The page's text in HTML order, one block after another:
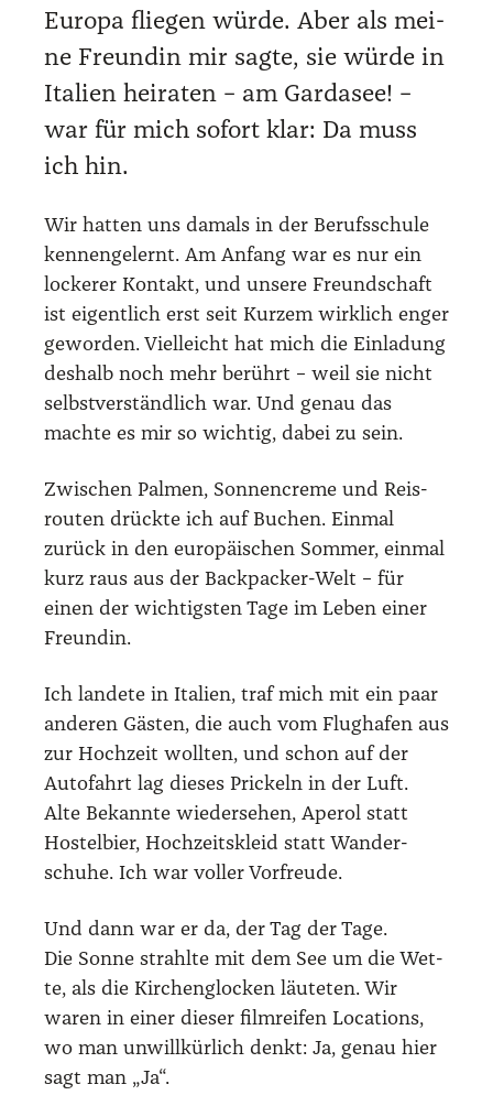
Euro­pa flie­gen wür­de. Aber als mei­
ne Freun­din mir sag­te, sie wür­de in
Ita­li­en hei­ra­ten – am Gar­da­see! –
war für mich sofort klar: Da muss
ich hin.
Wir hat­ten uns damals in der Berufs­schu­le
ken­nen­ge­lernt. Am Anfang war es nur ein
locke­rer Kon­takt, und unse­re Freund­schaft
ist eigent­lich erst seit Kur­zem wirk­lich enger
gewor­den. Viel­leicht hat mich die Ein­la­dung
des­halb noch mehr berührt – weil sie nicht
selbst­ver­ständ­lich war. Und genau das
mach­te es mir so wich­tig, dabei zu sein.
Zwi­schen Pal­men, Son­nen­creme und Reis­
rou­ten drück­te ich auf Buchen. Ein­mal
zurück in den euro­päi­schen Som­mer, ein­mal
kurz raus aus der Back­pa­cker-Welt – für
einen der wich­tigs­ten Tage im Leben einer
Freun­din.
Ich lan­de­te in Ita­li­en, traf mich mit ein paar
ande­ren Gäs­ten, die auch vom Flug­ha­fen aus
zur Hoch­zeit woll­ten, und schon auf der
Auto­fahrt lag die­ses Pri­ckeln in der Luft.
Alte Bekann­te wie­der­se­hen, Ape­rol statt
Hos­tel­bier, Hoch­zeits­kleid statt Wan­der­
schu­he. Ich war vol­ler Vor­freu­de.
Und dann war er da, der Tag der Tage.
Die Son­ne strahl­te mit dem See um die Wet­
te, als die Kir­chen­glo­cken läu­te­ten. Wir
waren in einer die­ser film­rei­fen Loca­ti­ons,
wo man unwill­kür­lich denkt: Ja, genau hier
sagt man „Ja“.